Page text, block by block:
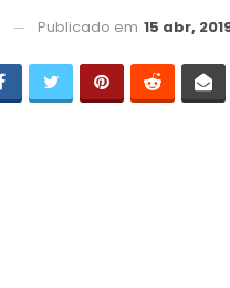
Publicado em 15 abr,